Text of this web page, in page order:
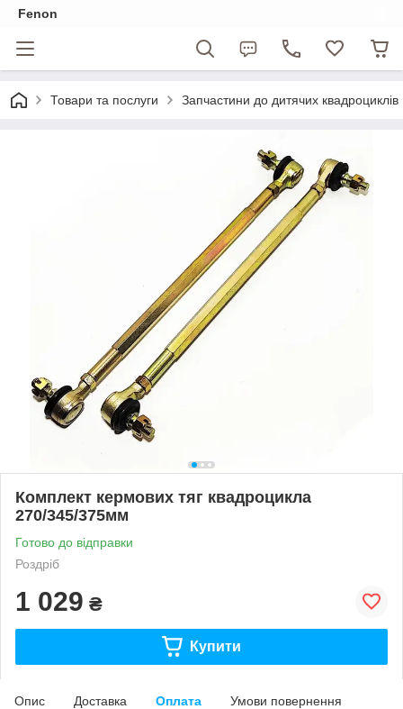
Fenon
Товари та послуги Запчастини до дитячих квадроциклів
Комплект кермових тяг квадроцикла
270/345/375мм
Готово до відправки
Роздріб
1 029 ₴
Купити
Опис Доставка Оплата Умови повернення